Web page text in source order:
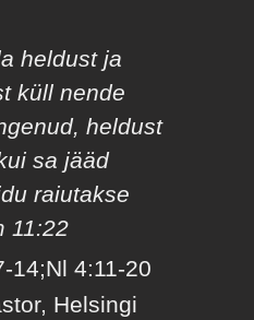
heldust ja
küll nende
heldust
sa jääd
raiutakse
11:22
14;Nl 4:11-20
Helsingi